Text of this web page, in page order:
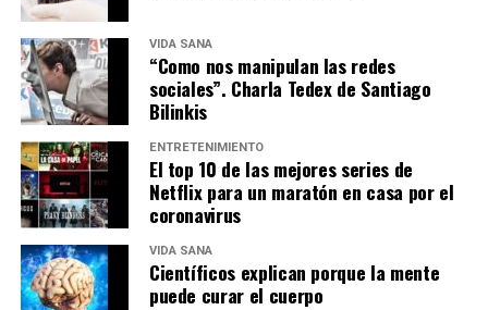
VIDA SANA
“Como nos manipulan las redes
sociales”. Charla Tedex de Santiago
Bilinkis
ENTRETENIMIENTO
El top 10 de las mejores series de
Netflix para un maratón en casa por el
coronavirus
VIDA SANA
Científicos explican porque la mente
puede curar el cuerpo